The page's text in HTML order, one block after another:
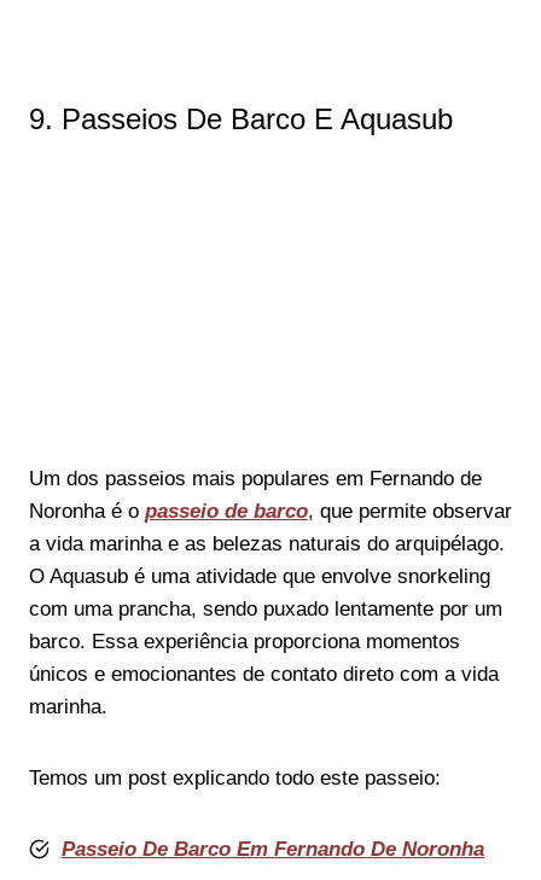
9. Passeios De Barco E Aquasub
Um dos passeios mais populares em Fernando de
Noronha é o passeio de barco, que permite observar
a vida marinha e as belezas naturais do arquipélago.
O Aquasub é uma atividade que envolve snorkeling
com uma prancha, sendo puxado lentamente por um
barco. Essa experiência proporciona momentos
únicos e emocionantes de contato direto com a vida
marinha.
Temos um post explicando todo este passeio:
Passeio De Barco Em Fernando De Noronha